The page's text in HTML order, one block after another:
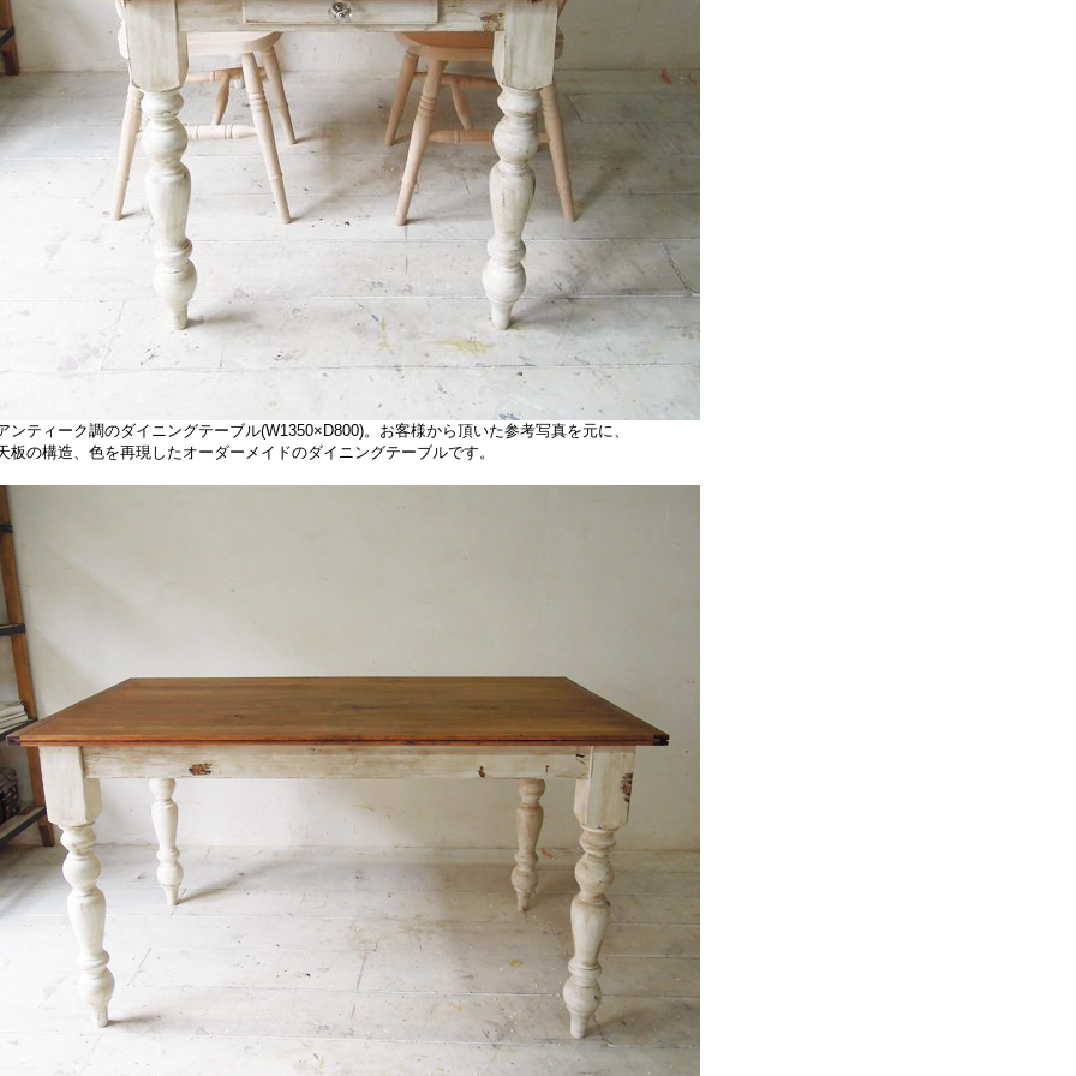
ティーク調のダイニングテーブル(W1350×D800)。お客様から頂いた参考写真を元に、
の構造、色を再現したオーダーメイドのダイニングテーブルです。